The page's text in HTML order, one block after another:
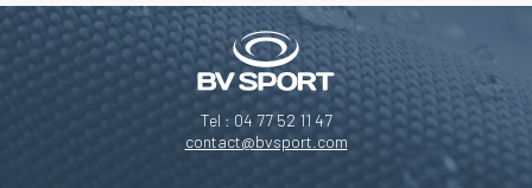
Tel : 04 77 52 11 47
contact@bvsport.com